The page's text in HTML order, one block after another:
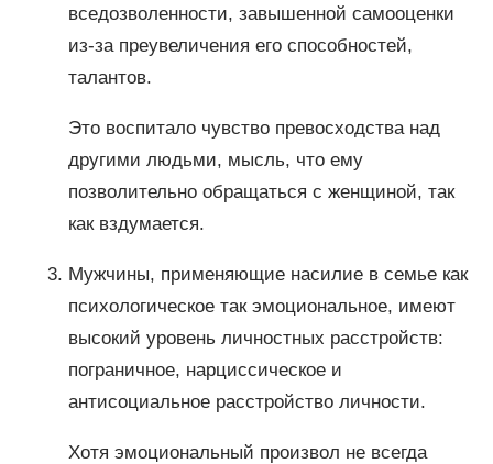
вседозволенности, завышенной самооценки
из-за преувеличения его способностей,
талантов.
Это воспитало чувство превосходства над
другими людьми, мысль, что ему
позволительно обращаться с женщиной, так
как вздумается.
Мужчины, применяющие насилие в семье как
психологическое так эмоциональное, имеют
высокий уровень личностных расстройств:
пограничное, нарциссическое и
антисоциальное расстройство личности.
Хотя эмоциональный произвол не всегда